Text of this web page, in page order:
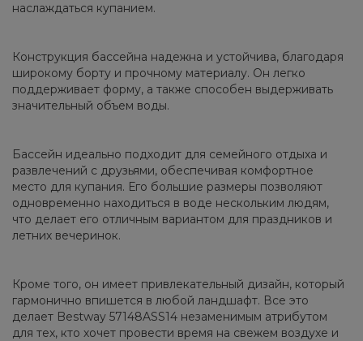
наслаждаться купанием.
Конструкция бассейна надежна и устойчива, благодаря
широкому борту и прочному материалу. Он легко
поддерживает форму, а также способен выдерживать
значительный объем воды.
Бассейн идеально подходит для семейного отдыха и
развлечений с друзьями, обеспечивая комфортное
место для купания. Его большие размеры позволяют
одновременно находиться в воде нескольким людям,
что делает его отличным вариантом для праздников и
летних вечеринок.
Кроме того, он имеет привлекательный дизайн, который
гармонично впишется в любой ландшафт. Все это
делает Bestway 57148ASS14 незаменимым атрибутом
для тех, кто хочет провести время на свежем воздухе и